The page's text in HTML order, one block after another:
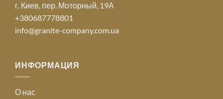
г. Киев, пер. Моторный, 19А
+380687778801
info@granite-company.com.ua
ИНФОРМАЦИЯ
О нас